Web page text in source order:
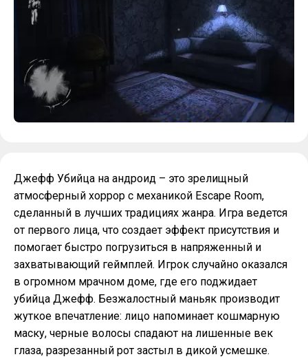
Джефф Убийца на андроид – это зрелищный
атмосферный хоррор с механикой Escape Room,
сделанный в лучших традициях жанра. Игра ведется
от первого лица, что создает эффект присутствия и
помогает быстро погрузиться в напряженный и
захватывающий геймплей. Игрок случайно оказался
в огромном мрачном доме, где его поджидает
убийца Джефф. Безжалостный маньяк производит
жуткое впечатление: лицо напоминает кошмарную
маску, черные волосы спадают на лишенные век
глаза, разрезанный рот застыл в дикой усмешке.